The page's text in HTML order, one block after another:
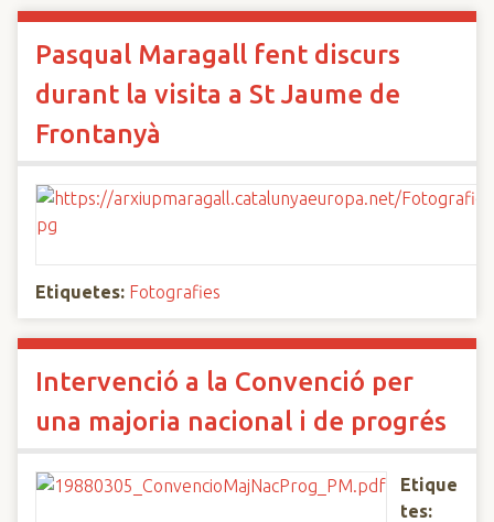
Pasqual Maragall fent discurs
durant la visita a St Jaume de
Frontanyà
Etiquetes: Fotografies
Intervenció a la Convenció per
una majoria nacional i de progrés
Etique
tes: